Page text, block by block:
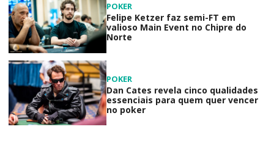
POKER
Felipe Ketzer faz semi-FT em
valioso Main Event no Chipre do
Norte
POKER
Dan Cates revela cinco qualidades
essenciais para quem quer vencer
no poker